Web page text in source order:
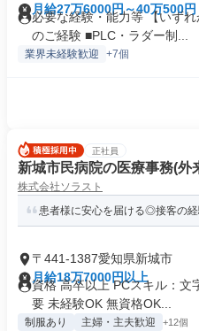
月給27万6000円～40万500円
必要な経験・能力等 【いず
のご経験 ■PLC・ラダー制...
業界未経験歓迎 +7個
正社員
新城市民病院の医療事務(外
株式会社ソラスト
患者様に安心を届ける◎接客の
〒441-1387愛知県新城市
月給18万7000円以上
資格 高卒以上 PCスキル：文
要 未経験OK 無資格OK...
制服あり 主婦・主夫歓迎 +12個